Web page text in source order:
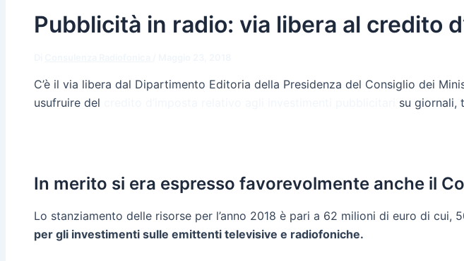
Pubblicità in radio: via libera al credito
C’è il via libera dal Dipartimento Editoria della Presidenza del Consiglio dei
usufruire del
su giornali,
In merito si era espresso favorevolmente anche il
Lo stanziamento delle risorse per l’anno 2018 è pari a 62 milioni di euro di
per gli investimenti sulle emittenti televisive e radiofoniche.